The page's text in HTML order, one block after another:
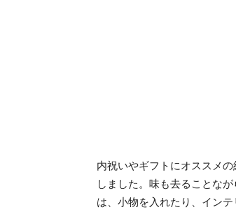
内祝いやギフトにオススメ
しました。味も去ることな
は、小物を入れたり、イン